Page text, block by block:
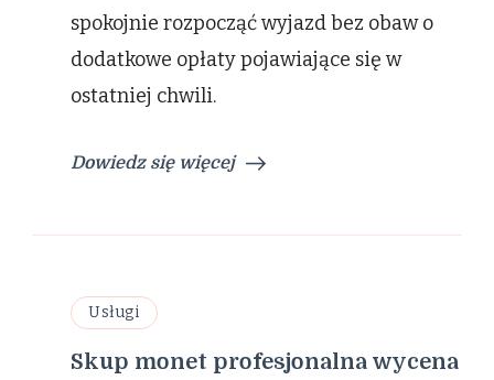
spokojnie rozpocząć wyjazd bez obaw o
dodatkowe opłaty pojawiające się w
ostatniej chwili.
Dowiedz się więcej
Usługi
Skup monet profesjonalna wycena